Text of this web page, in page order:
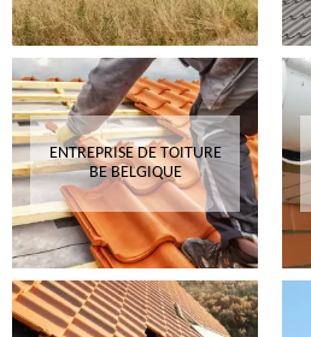
ENTREPRISE DE TOITURE
BE BELGIQUE